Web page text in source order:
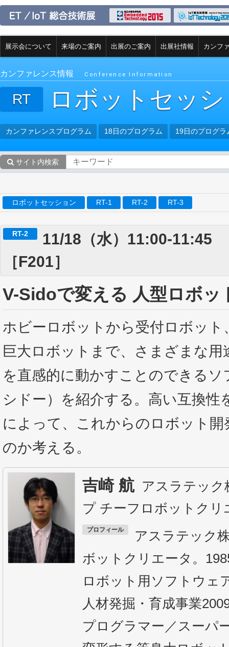
展示会について 来場のご案内 出展のご案内 出展社情報 カンフ
カンファレンス情報 Conference Information
RT ロボットセッ
カンファレンスプログラム 18日のプログラム 19日のプログラ
サイト内検索
ロボットセッション RT-1 RT-2 RT-3
RT-2
11/18（水）11:00-11:45
［F201］
V-Sidoで変える 人型ロボッ
ホビーロボットから受付ロボット
巨大ロボットまで、さまざまな
を直感的に動かすことのできる
シドー）を紹介する。高い互換性
によって、これからのロボット
のか考える。
吉崎 航 アスラテック
プ チーフロボットクリ
プロフィール
アスラテック
ボットクリエータ。
ロボット用ソフトウェ
人材発掘・育成事業
プログラマー／スーパ